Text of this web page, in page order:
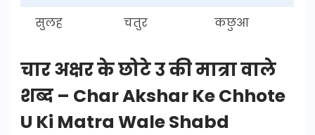
सुलह
चतुर कछुआ
चार अक्षर के छोटे उ की मात्रा वाले
शब्द – Char Akshar Ke Chhote
U Ki Matra Wale Shabd